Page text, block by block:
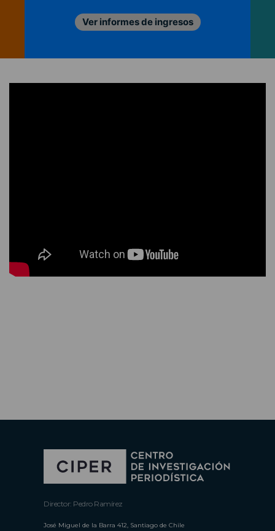
Ver informes de ingresos
Director: Pedro Ramírez
José Miguel de la Barra 412, Santiago de Chile